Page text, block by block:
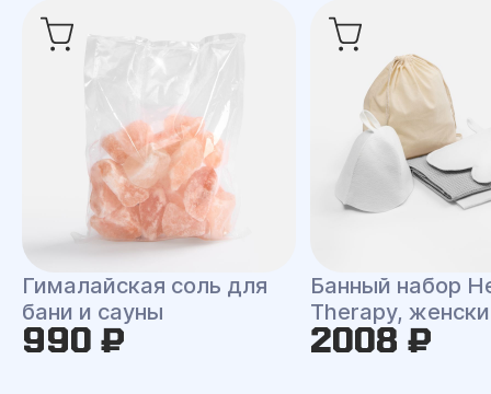
Гималайская соль для
бани и сауны
990 ₽
Банный набор
Therapy,
2008 ₽